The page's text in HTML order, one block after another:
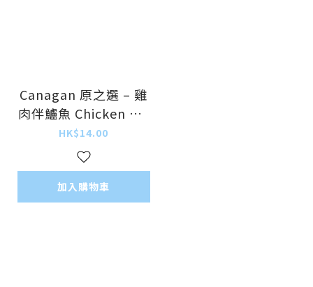
Canagan 原之選 – 雞
肉伴鱸魚 Chicken wit
h Seabass 75g
HK$14.00
加入購物車